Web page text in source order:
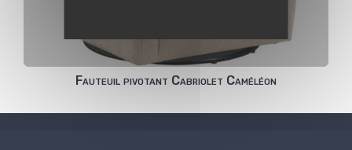
Fauteuil pivotant Cabriolet Caméléon